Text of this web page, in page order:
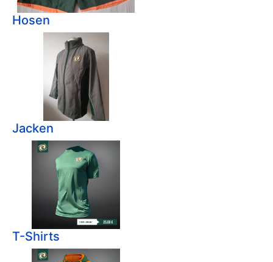
Hosen
Jacken
T-Shirts